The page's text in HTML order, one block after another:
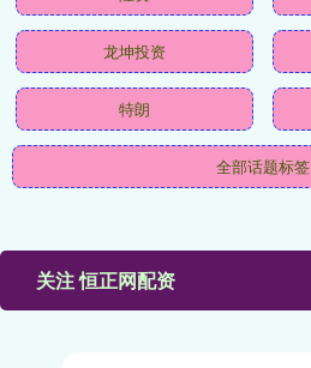
龙坤投资
特朗
全部话题标签
关注 恒正网配资